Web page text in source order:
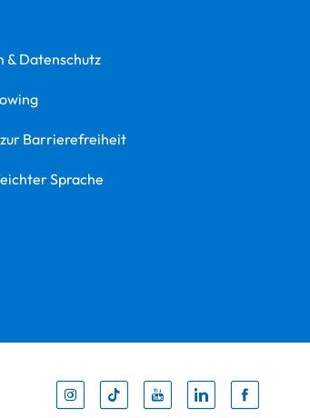
& Datenschutz
Barrierefreiheit
Sprache